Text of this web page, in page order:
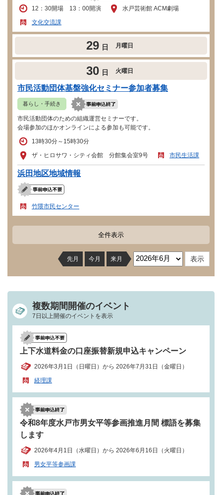
12：30開場 13：00開演
水戸芸術館 ACM劇場
文化交流課
29 日 月曜日
30 日 火曜日
市民活動団体基盤強化セミナー参加者募集
暮らし・手続き
市民活動団体のための組織運営セミナーです。
会場参加のほかオンラインによる参加も可能です。
13時30分～15時30分
ザ・ヒロサワ・シティ会館 分館集会室9号
市民生活課
浜田地区地域情報
竹隈市民センター
全件表示
先月 今月 来月
複数期間開催のイベント
7日以上開催のイベントを表示
上下水道料金の口座振替新規申込キャンペーン
2026年3月1日（日曜日）から 2026年7月31日（金曜日）
経理課
令和8年度水戸市男女平等参画推進月間 標語を募集
します
2026年4月1日（水曜日）から 2026年6月16日（火曜日）
男女平等参画課